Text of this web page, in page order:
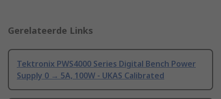
Gerelateerde Links
Tektronix PWS4000 Series Digital Bench Power
Supply 0 → 5A, 100W - UKAS Calibrated